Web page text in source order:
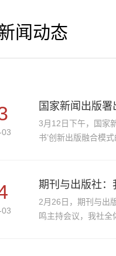
闻动态
国家新闻出版
3月12日下午，国家
书’创新出版融合模
2月26日，期刊与出